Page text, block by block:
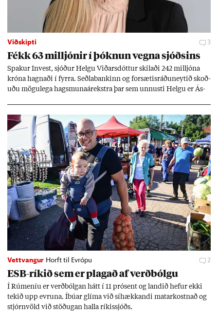
Viðskipti 3
Fékk 63 millj­ón­ir í þókn­un vegna sjóðs­ins
Spak­ur In­vest, sjóð­ur Helgu Við­ars­dótt­ur skil­aði 242 millj­óna
króna hagn­aði í fyrra. Seðla­bank­inn og for­sæt­is­ráðu­neyt­ið skoð­
uðu mögu­lega hags­muna­árekstra þar sem unnusti Helgu er Ás­
Vettvangur Horft til Evrópu 2
ESB-rík­ið sem er plag­að af verð­bólgu
Í Rúm­en­íu er verð­bólg­an hátt í 11 pró­sent og land­ið hef­ur ekki
tek­ið upp evr­una. Íbú­ar glíma við sí­hækk­andi mat­ar­kostn­að og
stjórn­völd við stöð­ug­an halla rík­is­sjóðs.